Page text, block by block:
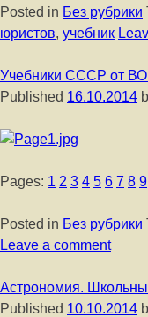
Posted in Без рубрики
юристов, учебник
Учебники СССР от
Published 16.10.2014
Pages: 1 2 3 4 5 6 7 8 9
Posted in Без рубрики
Leave a comment
Астрономия.
Published 10.10.2014